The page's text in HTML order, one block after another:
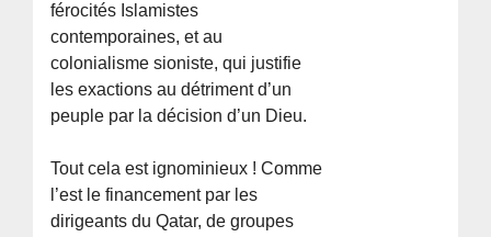
férocités Islamistes
contemporaines, et au
colonialisme sioniste, qui justifie
les exactions au détriment d’un
peuple par la décision d’un Dieu.
Tout cela est ignominieux ! Comme
l’est le financement par les
dirigeants du Qatar, de groupes